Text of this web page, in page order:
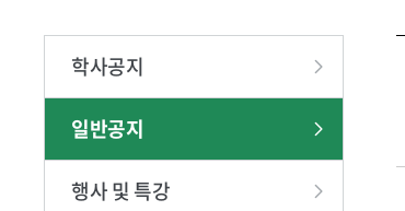
학사공지
일반공지
행사 및 특강